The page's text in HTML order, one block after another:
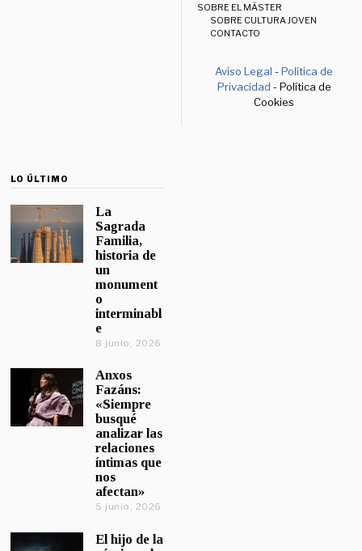
SOBRE EL MÁSTER
SOBRE CULTURA JOVEN
CONTACTO
Aviso Legal -Política de
Privacidad - Política de
Cookies
LO ÚLTIMO
La
Sagrada
Familia,
historia de
un
monument
o
interminabl
e
8 junio, 2026
Anxos
Fazáns:
«Siempre
busqué
analizar las
relaciones
íntimas que
nos
afectan»
5 junio, 2026
El hijo de la